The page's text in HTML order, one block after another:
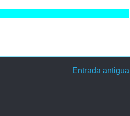
Entrada antigua